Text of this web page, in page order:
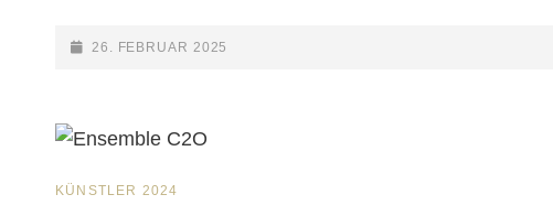
POSTED-
26. FEBRUAR 2025
CAT
KÜNSTLER 2024